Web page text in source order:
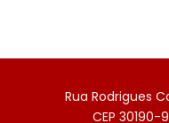
Rua Rodrigues
CEP 30190-